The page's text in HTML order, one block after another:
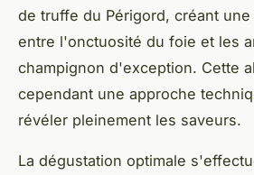
de truffe du Périgord, créant
entre l'onctuosité du foie et les
champignon d'exception. Cette
cependant une approche
révéler pleinement les saveurs.
La dégustation optimale